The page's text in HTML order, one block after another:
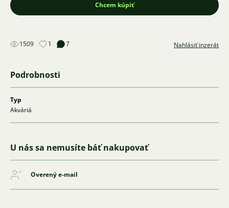
Chcem kúpiť
1509 1 7 Nahlásiť inzerát
Podrobnosti
Typ
Akváriá
U nás sa nemusíte báť nakupovať
Overený e-mail